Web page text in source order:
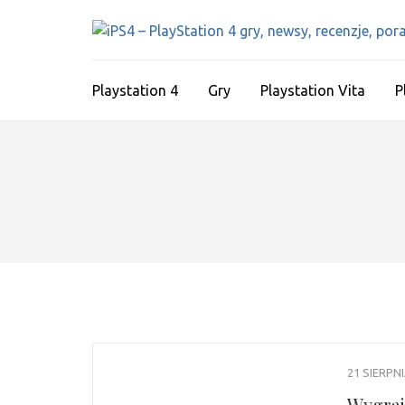
Playstation 4 Gry Playstation Vita
21